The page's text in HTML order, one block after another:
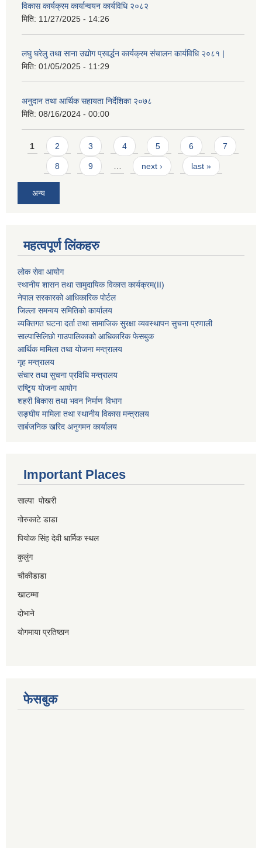
विकास कार्यक्रम कार्यान्वयन कार्यविधि २०८२
मिति: 11/27/2025 - 14:26
लघु घरेलु तथा साना उद्योग प्रवर्द्धन कार्यक्रम संचालन कार्यविधि २०८१ |
मिति: 01/05/2025 - 11:29
अनुदान तथा आर्थिक सहायता निर्देशिका २०७८
मिति: 08/16/2024 - 00:00
Pages
1 2 3 4 5 6 7
8 9 next › last »
अन्य
महत्वपूर्ण लिंकहरु
लोक सेवा आयोग
स्थानीय शासन तथा सामुदायिक विकास कार्यक्रम(II)
नेपाल सरकारको आधिकारिक पोर्टल
जिल्ला समन्वय समितिको कार्यालय
व्यक्तिगत घटना दर्ता तथा सामाजिक सुरक्षा व्यवस्थापन सुचना प्रणाली
साल्पासिलिछो गाउपालिकाको आधिकारिक फेसबुक
आर्थिक मामिला तथा योजना मन्त्रालय
गृह मन्त्रालय
संचार तथा सुचना प्रविधि मन्त्रालय
राष्टि्ृय योजना आयोग
शहरी बिकास तथा भवन निर्माण विभाग
सङ्घीय मामिला तथा स्थानीय विकास मन्त्रालय
सार्बजनिक खरिद अनुगमन कार्यालय
Important Places
साल्पा पोखरी
गोरुकाटे डाडा
पियोक सिंह देवी धार्मिक स्थल
कुलुंग
चौकीडाडा
खाटम्मा
दोभाने
योगमाया प्रतिष्ठान
फेसबुक